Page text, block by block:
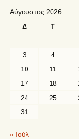
Αύγουστος 2026
Δ
Τ
3
4
10
11
17
18
24
25
31
« Ιούλ